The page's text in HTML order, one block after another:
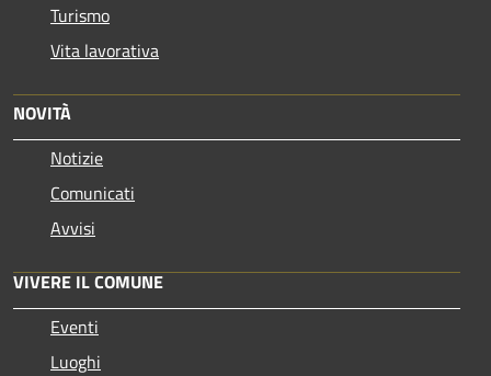
Turismo
Vita lavorativa
NOVITÀ
Notizie
Comunicati
Avvisi
VIVERE IL COMUNE
Eventi
Luoghi